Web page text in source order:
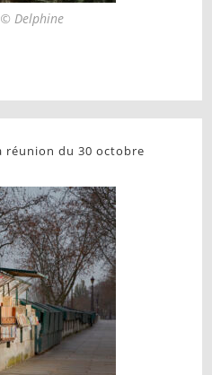
© Delphine
réunion du 30 octobre